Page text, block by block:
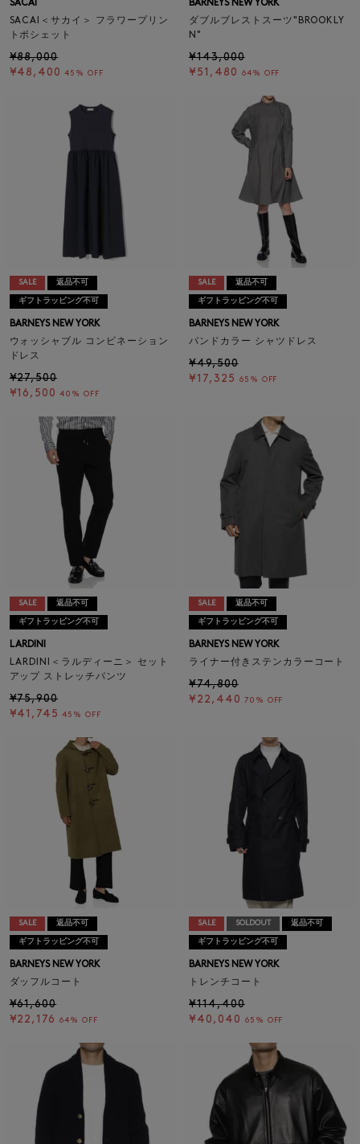
SACAI
SACAI＜サカイ＞ フラワープリン
トポシェット
¥88,000
¥48,400 45% OFF
BARNEYS NEW YORK
ダブルブレストスーツ"BROOKLY
N"
¥143,000
¥51,480
64% OFF
SALE 返品不可
ギフトラッピング不可
BARNEYS NEW YORK
ウォッシャブル コンビネーション
ドレス
¥27,500
¥16,500 40% OFF
SALE 返品不可
ギフトラッピング不可
BARNEYS NEW YORK
バンドカラー シャツドレス
¥49,500
¥17,325
65% OFF
SALE 返品不可
ギフトラッピング不可
LARDINI
LARDINI＜ラルディーニ＞ セット
アップ ストレッチパンツ
¥75,900
¥41,745 45% OFF
SALE 返品不可
ギフトラッピング不可
BARNEYS NEW YORK
ライナー付きステンカラーコート
¥74,800
¥22,440 70% OFF
SALE 返品不可
ギフトラッピング不可
BARNEYS NEW YORK
ダッフルコート
¥61,600
¥22,176
64% OFF
SALE SOLDOUT 返品不可
ギフトラッピング不可
BARNEYS NEW YORK
トレンチコート
¥114,400
¥40,040
65% OFF